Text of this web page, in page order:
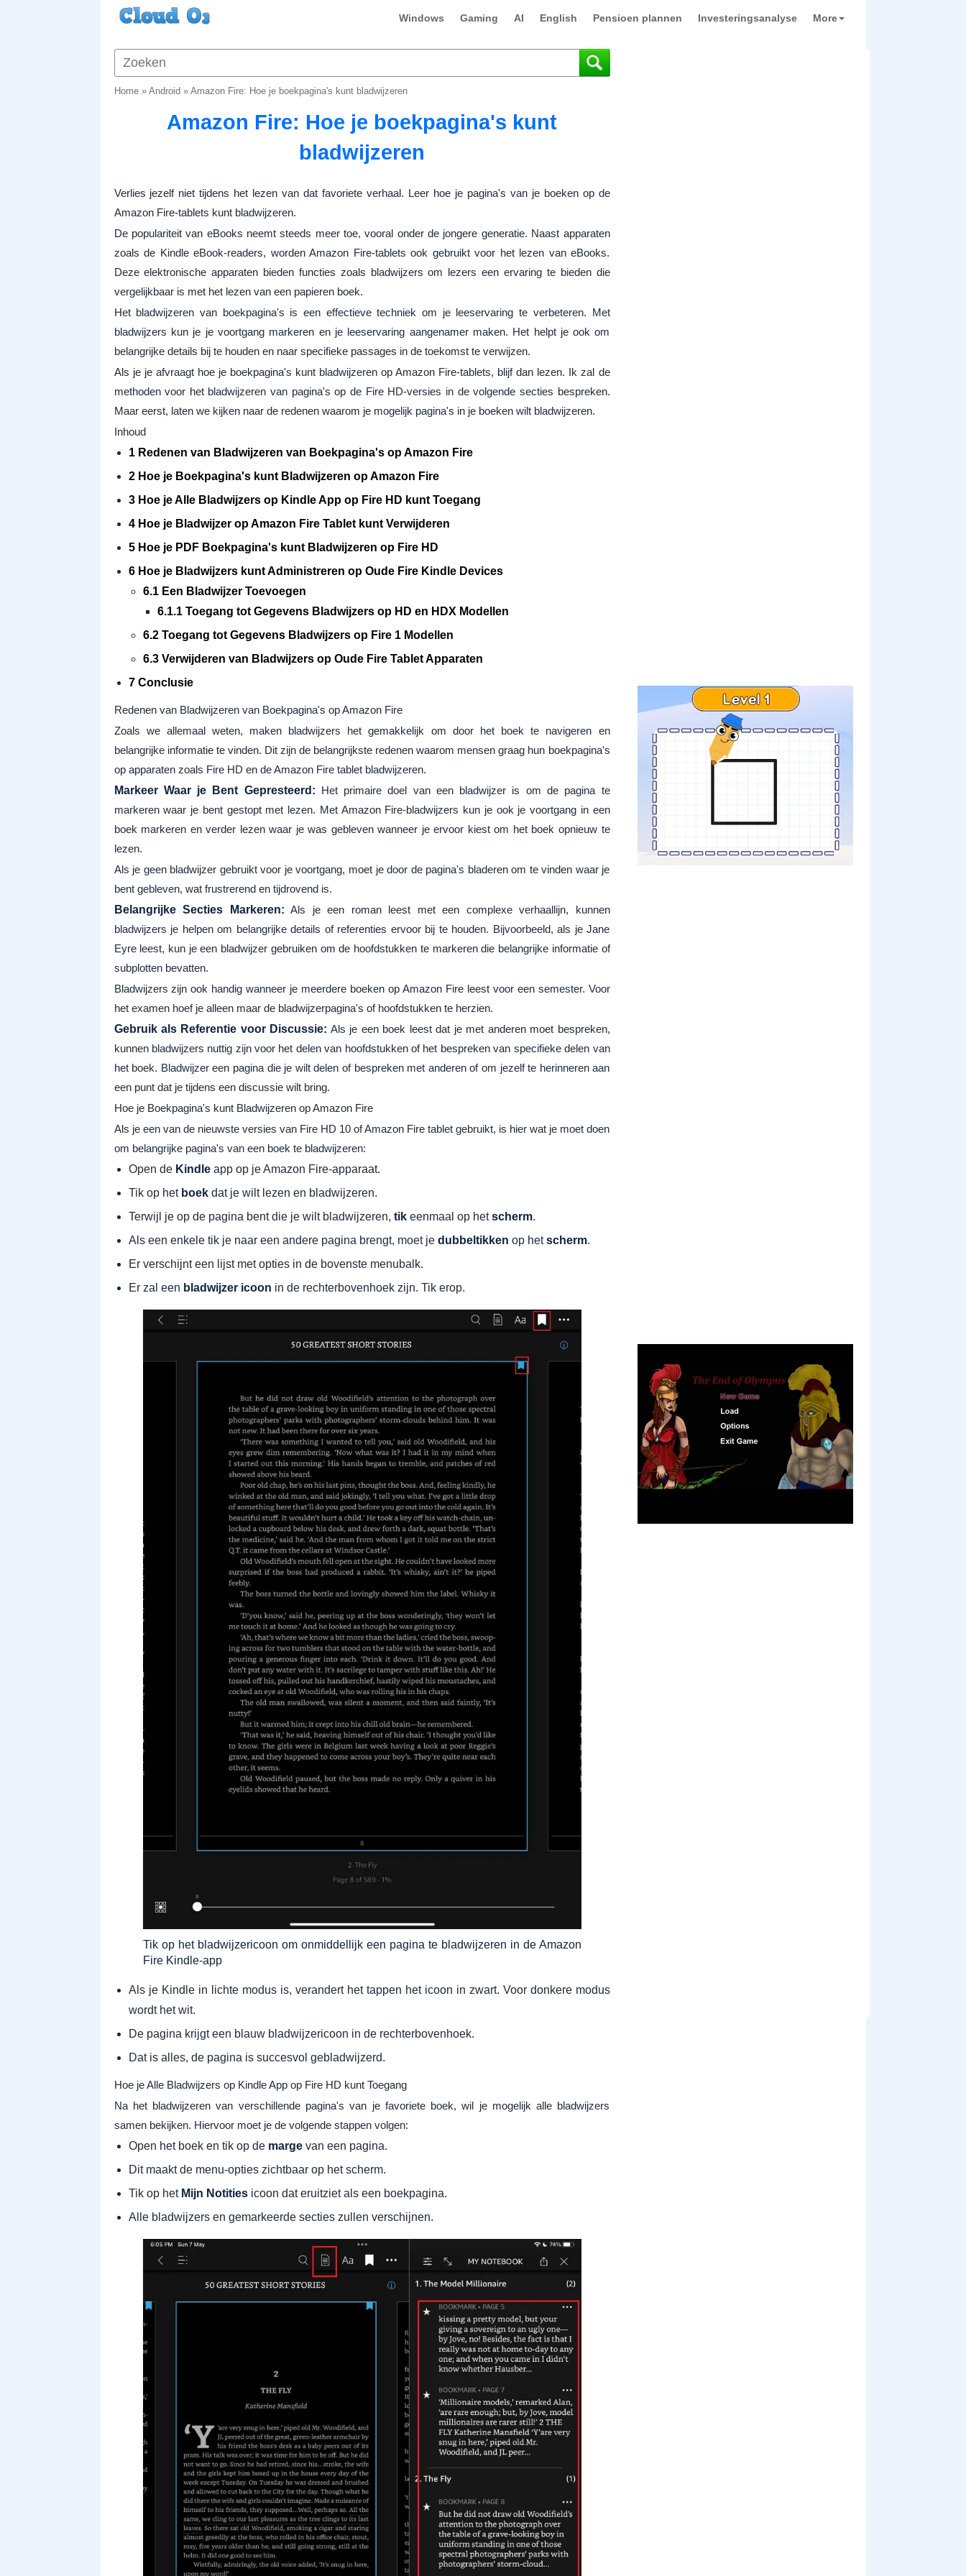
Windows Gaming AI English Pensioen plannen Investeringsanalyse More
Home» Android » Amazon Fire: Hoe je boekpagina's kunt bladwijzeren
Amazon Fire: Hoe je boekpagina's kunt
bladwijzeren
Verlies jezelf niet tijdens het lezen van dat favoriete verhaal. Leer hoe je pagina's van je boeken op de
Amazon Fire-tablets kunt bladwijzeren.
De populariteit van eBooks neemt steeds meer toe, vooral onder de jongere generatie. Naast apparaten
zoals de Kindle eBook-readers, worden Amazon Fire-tablets ook gebruikt voor het lezen van eBooks.
Deze elektronische apparaten bieden functies zoals bladwijzers om lezers een ervaring te bieden die
vergelijkbaar is met het lezen van een papieren boek.
Het bladwijzeren van boekpagina's is een effectieve techniek om je leeservaring te verbeteren. Met
bladwijzers kun je je voortgang markeren en je leeservaring aangenamer maken. Het helpt je ook om
belangrijke details bij te houden en naar specifieke passages in de toekomst te verwijzen.
Als je je afvraagt hoe je boekpagina's kunt bladwijzeren op Amazon Fire-tablets, blijf dan lezen. Ik zal de
methoden voor het bladwijzeren van pagina's op de Fire HD-versies in de volgende secties bespreken.
Maar eerst, laten we kijken naar de redenen waarom je mogelijk pagina's in je boeken wilt bladwijzeren.
Inhoud
1 Redenen van Bladwijzeren van Boekpagina's op Amazon Fire
2 Hoe je Boekpagina's kunt Bladwijzeren op Amazon Fire
3 Hoe je Alle Bladwijzers op Kindle App op Fire HD kunt Toegang
4 Hoe je Bladwijzer op Amazon Fire Tablet kunt Verwijderen
5 Hoe je PDF Boekpagina's kunt Bladwijzeren op Fire HD
6 Hoe je Bladwijzers kunt Administreren op Oude Fire Kindle Devices
6.1 Een Bladwijzer Toevoegen
6.1.1 Toegang tot Gegevens Bladwijzers op HD en HDX Modellen
6.2 Toegang tot Gegevens Bladwijzers op Fire 1 Modellen
6.3 Verwijderen van Bladwijzers op Oude Fire Tablet Apparaten
7 Conclusie
Redenen van Bladwijzeren van Boekpagina's op Amazon Fire
Zoals we allemaal weten, maken bladwijzers het gemakkelijk om door het boek te navigeren en
belangrijke informatie te vinden. Dit zijn de belangrijkste redenen waarom mensen graag hun boekpagina's
op apparaten zoals Fire HD en de Amazon Fire tablet bladwijzeren.
Markeer Waar je Bent Gepresteerd: Het primaire doel van een bladwijzer is om de pagina te
markeren waar je bent gestopt met lezen. Met Amazon Fire-bladwijzers kun je ook je voortgang in een
boek markeren en verder lezen waar je was gebleven wanneer je ervoor kiest om het boek opnieuw te
lezen.
Als je geen bladwijzer gebruikt voor je voortgang, moet je door de pagina's bladeren om te vinden waar je
bent gebleven, wat frustrerend en tijdrovend is.
Belangrijke Secties Markeren: Als je een roman leest met een complexe verhaallijn, kunnen
bladwijzers je helpen om belangrijke details of referenties ervoor bij te houden. Bijvoorbeeld, als je Jane
Eyre leest, kun je een bladwijzer gebruiken om de hoofdstukken te markeren die belangrijke informatie of
subplotten bevatten.
Bladwijzers zijn ook handig wanneer je meerdere boeken op Amazon Fire leest voor een semester. Voor
het examen hoef je alleen maar de bladwijzerpagina's of hoofdstukken te herzien.
Gebruik als Referentie voor Discussie: Als je een boek leest dat je met anderen moet bespreken,
kunnen bladwijzers nuttig zijn voor het delen van hoofdstukken of het bespreken van specifieke delen van
het boek. Bladwijzer een pagina die je wilt delen of bespreken met anderen of om jezelf te herinneren aan
een punt dat je tijdens een discussie wilt bring.
Hoe je Boekpagina's kunt Bladwijzeren op Amazon Fire
Als je een van de nieuwste versies van Fire HD 10 of Amazon Fire tablet gebruikt, is hier wat je moet doen
om belangrijke pagina's van een boek te bladwijzeren:
Open de Kindleapp op je Amazon Fire-apparaat.
Tik op het boekdat je wilt lezen en bladwijzeren.
Terwijl je op de pagina bent die je wilt bladwijzeren, tikeenmaal op hetscherm.
Als een enkele tik je naar een andere pagina brengt, moet je dubbeltikken op hetscherm.
Er verschijnt een lijst met opties in de bovenste menubalk.
Er zal een bladwijzer icoon in de rechterbovenhoek zijn. Tik erop.
Tik op het bladwijzericoon om onmiddellijk een pagina te bladwijzeren in de Amazon
Fire Kindle-app
Als je Kindle in lichte modus is, verandert het tappen het icoon in zwart. Voor donkere modus
wordt het wit.
De pagina krijgt een blauw bladwijzericoon in de rechterbovenhoek.
Dat is alles, de pagina is succesvol gebladwijzerd.
Hoe je Alle Bladwijzers op Kindle App op Fire HD kunt Toegang
Na het bladwijzeren van verschillende pagina's van je favoriete boek, wil je mogelijk alle bladwijzers
samen bekijken. Hiervoor moet je de volgende stappen volgen:
Open het boek en tik op de margevan een pagina.
Dit maakt de menu-opties zichtbaar op het scherm.
Tik op het Mijn Notitiesicoon dat eruitziet als een boekpagina.
Alle bladwijzers en gemarkeerde secties zullen verschijnen.